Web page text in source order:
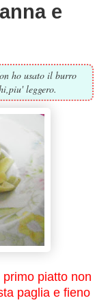
e
ho usato il burro
leggero.
piatto non
paglia e fieno